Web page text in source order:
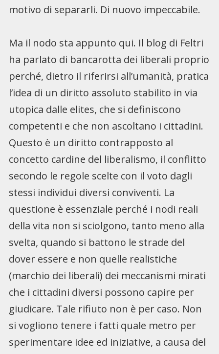
motivo di separarli. Di nuovo impeccabile.
Ma il nodo sta appunto qui. Il blog di Feltri
ha parlato di bancarotta dei liberali proprio
perché, dietro il riferirsi all’umanità, pratica
l’idea di un diritto assoluto stabilito in via
utopica dalle elites, che si definiscono
competenti e che non ascoltano i cittadini.
Questo è un diritto contrapposto al
concetto cardine del liberalismo, il conflitto
secondo le regole scelte con il voto dagli
stessi individui diversi conviventi. La
questione è essenziale perché i nodi reali
della vita non si sciolgono, tanto meno alla
svelta, quando si battono le strade del
dover essere e non quelle realistiche
(marchio dei liberali) dei meccanismi mirati
che i cittadini diversi possono capire per
giudicare. Tale rifiuto non è per caso. Non
si vogliono tenere i fatti quale metro per
sperimentare idee ed iniziative, a causa del